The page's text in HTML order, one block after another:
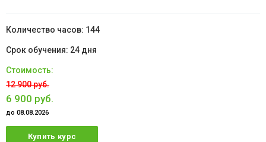
144
24 дня
12 900 руб.
6 900 руб.
до 08.08.2026
Купить курс